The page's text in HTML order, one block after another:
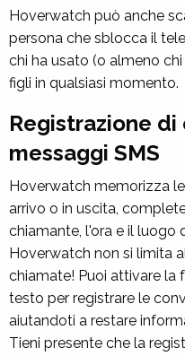
Hoverwatch può anche
persona che sblocca il
chi ha usato (o almeno
figli in qualsiasi momento.
Registrazione
messaggi SMS
Hoverwatch memorizza
arrivo o in uscita,
chiamante, l'ora e il luogo
Hoverwatch non si limita
chiamate! Puoi attivare la
testo per registrare le
aiutandoti a restare
Tieni presente che la